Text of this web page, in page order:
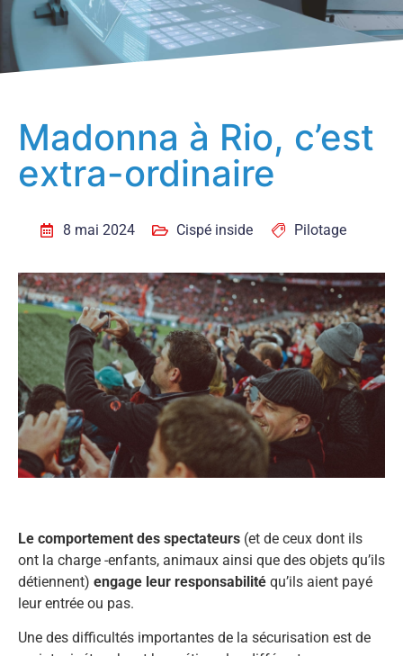
Madonna à Rio, c’est
extra-ordinaire
8 mai 2024 Cispé inside Pilotage
Le comportement des spectateurs (et de ceux dont ils
ont la charge -enfants, animaux ainsi que des objets qu’ils
détiennent) engage leur responsabilité qu’ils aient payé
leur entrée ou pas.
Une des difficultés importantes de la sécurisation est de